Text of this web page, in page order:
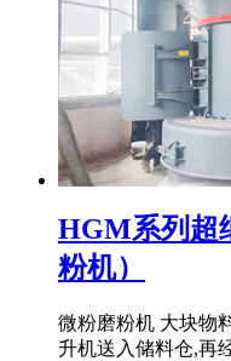
HGM系列超
粉机）
微粉磨粉机 大块物
升机送入储料仓,再